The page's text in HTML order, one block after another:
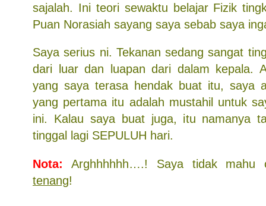
sajalah. Ini teori sewaktu belajar Fizik
Puan Norasiah sayang saya sebab saya
Saya serius ni. Tekanan sedang sangat
dari luar dan luapan dari dalam kepala.
yang saya terasa hendak buat itu, saya
yang pertama itu adalah mustahil untuk
ini. Kalau saya buat juga, itu namanya
tinggal lagi SEPULUH hari.
Nota: Arghhhhhh….! Saya tidak mahu
tenang!